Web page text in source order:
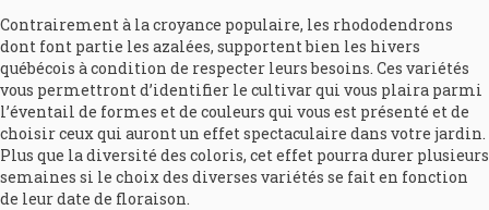
Contrairement à la croyance populaire, les rhododendrons
dont font partie les azalées, supportent bien les hivers
québécois à condition de respecter leurs besoins. Ces variétés
vous permettront d’identifier le cultivar qui vous plaira parmi
l’éventail de formes et de couleurs qui vous est présenté et de
choisir ceux qui auront un effet spectaculaire dans votre jardin.
Plus que la diversité des coloris, cet effet pourra durer plusieurs
semaines si le choix des diverses variétés se fait en fonction
de leur date de floraison.